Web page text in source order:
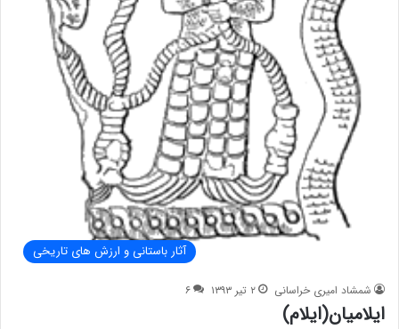
آثار باستانی و ارزش های تاریخی
شمشاد امیری خراسانی ۲ تیر ۱۳۹۳ ۶
ايلاميان(ایلام)